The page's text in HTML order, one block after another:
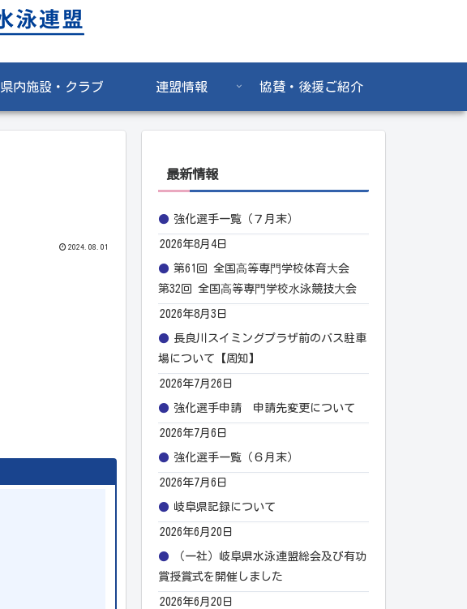
県内施設・クラブ 連盟情報 協賛・後援ご紹介
2024.08.01
最新情報
強化選手一覧（７月末）
2026年8月4日
第61回 全国⾼等専⾨学校体育⼤会
第32回 全国⾼等専⾨学校⽔泳競技⼤会
2026年8月3日
長良川スイミングプラザ前のバス駐車
場について【周知】
2026年7月26日
強化選手申請 申請先変更について
2026年7月6日
強化選手一覧（６月末）
2026年7月6日
岐阜県記録について
2026年6月20日
（一社）岐阜県水泳連盟総会及び有功
賞授賞式を開催しました
2026年6月20日